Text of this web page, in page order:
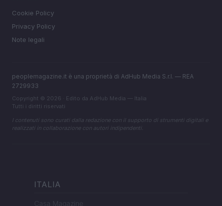
Cookie Policy
Privacy Policy
Note legali
peoplemagazine.it è una proprietà di AdHub Media S.r.l. — REA
2729933
Copyright © 2026 · Edito da AdHub Media — Italia
Tutti i diritti riservati
I contenuti sono curati dalla redazione con il supporto di strumenti digitali e
realizzati in collaborazione con autori indipendenti.
ITALIA
Casa Magazine